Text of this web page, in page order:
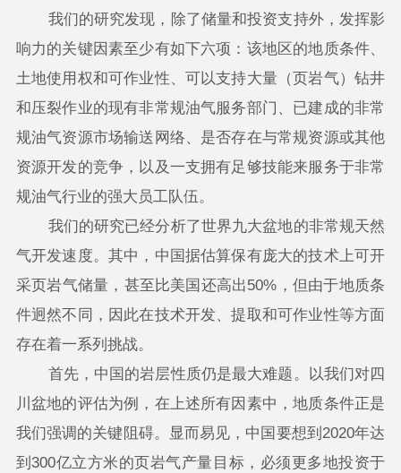
我们的研究发现，除了储量和投资支持外，发挥影
响力的关键因素至少有如下六项：该地区的地质条件、
土地使用权和可作业性、可以支持大量（页岩气）钻井
和压裂作业的现有非常规油气服务部门、已建成的非常
规油气资源市场输送网络、是否存在与常规资源或其他
资源开发的竞争，以及一支拥有足够技能来服务于非常
规油气行业的强大员工队伍。
我们的研究已经分析了世界九大盆地的非常规天然
气开发速度。其中，中国据估算保有庞大的技术上可开
采页岩气储量，甚至比美国还高出50%，但由于地质条
件迥然不同，因此在技术开发、提取和可作业性等方面
存在着一系列挑战。
首先，中国的岩层性质仍是最大难题。以我们对四
川盆地的评估为例，在上述所有因素中，地质条件正是
我们强调的关键阻碍。显而易见，中国要想到2020年达
到300亿立方米的页岩气产量目标，必须更多地投资于